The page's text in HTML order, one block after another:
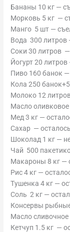
Бананы 10 кг —
Морковь 5 кг —
Манго 5 шт —
Вода 300 литров
Соки 30 литров —
Йогурт 20 литров
Пиво 160 банок —
Кола 250
Молоко 12
Масло
Мед 3 кг —
Сахар —
Шоколад 1 кг —
Чай 500
Макароны 8 кг —
Рис 4 кг —
Тушенка 4 кг —
Соль 2 кг —
Консервы
Масло сливочное
Кетчуп 1.5 кг —